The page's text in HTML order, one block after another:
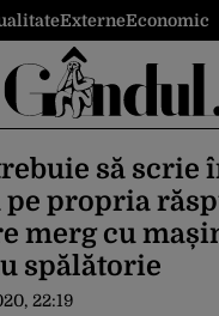
ExterneEconomic
să scrie
propria
merg cu
spălătorie
22:19